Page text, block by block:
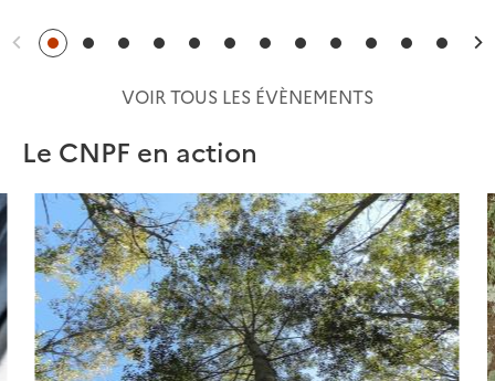
VOIR TOUS LES ÉVÈNEMENTS
Le CNPF en action